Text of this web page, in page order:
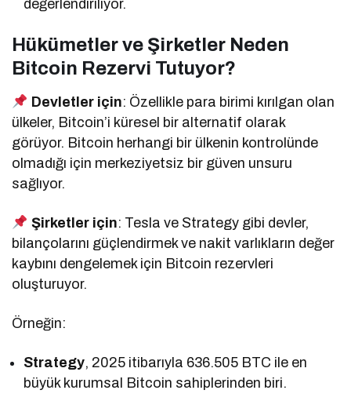
değerlendiriliyor.
Hükümetler ve Şirketler Neden
Bitcoin Rezervi Tutuyor?
Devletler için: Özellikle para birimi kırılgan olan
ülkeler, Bitcoin’i küresel bir alternatif olarak
görüyor. Bitcoin herhangi bir ülkenin kontrolünde
olmadığı için merkeziyetsiz bir güven unsuru
sağlıyor.
Şirketler için: Tesla ve Strategy gibi devler,
bilançolarını güçlendirmek ve nakit varlıkların değer
kaybını dengelemek için Bitcoin rezervleri
oluşturuyor.
Örneğin:
Strategy, 2025 itibarıyla 636.505 BTC ile en
büyük kurumsal Bitcoin sahiplerinden biri.